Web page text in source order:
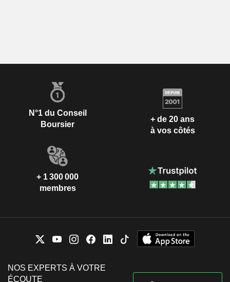
N°1 du Conseil
Boursier
+ de 20 ans
à vos côtés
+ 1 300 000
membres
NOS EXPERTS À VOTRE
ÉCOUTE